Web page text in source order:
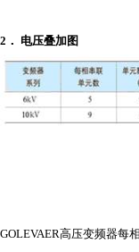
2 ． 电压叠加图
GOLEVAER高压变频器每